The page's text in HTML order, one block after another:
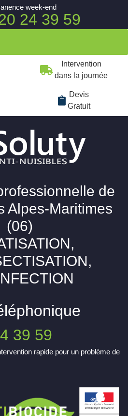
Intervention
dans la journée
Devis
Gratuit
de
Alpes-Maritimes
(06)
39 59
rapide pour un problème de
week-end
24 39 59